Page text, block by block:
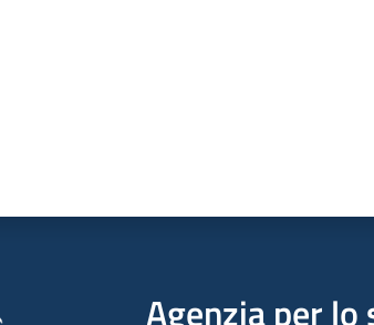
Agenzia per